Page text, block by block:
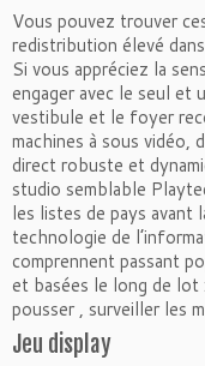
Vous pouvez trouver
redistribution élevé
Si vous appréciez la
engager avec le seul et
vestibule et le foyer
machines à sous vidéo,
direct robuste et
studio semblable
les listes de pays avant
technologie de
comprennent passant
et basées le long de lot
pousser , surveiller les
Jeu display